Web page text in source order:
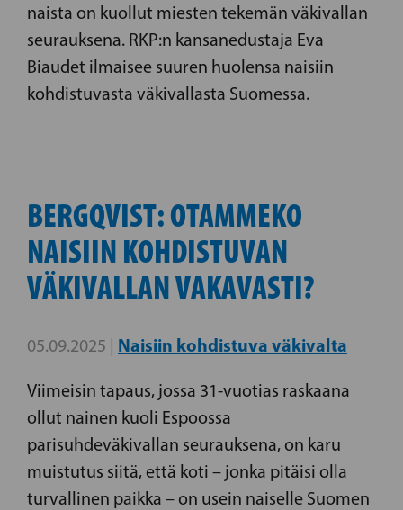
naista on kuollut miesten tekemän väkivallan
seurauksena. RKP:n kansanedustaja Eva
Biaudet ilmaisee suuren huolensa naisiin
kohdistuvasta väkivallasta Suomessa.
BERGQVIST: OTAMMEKO
NAISIIN KOHDISTUVAN
VÄKIVALLAN VAKAVASTI?
05.09.2025 | Naisiin kohdistuva väkivalta
Viimeisin tapaus, jossa 31-vuotias raskaana
ollut nainen kuoli Espoossa
parisuhdeväkivallan seurauksena, on karu
muistutus siitä, että koti – jonka pitäisi olla
turvallinen paikka – on usein naiselle Suomen